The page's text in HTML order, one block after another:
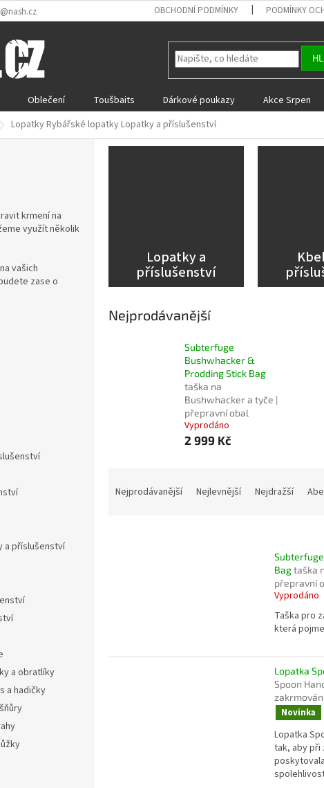
OBCHODNÍ PODMÍNKY PODMÍNKY
Oblečení Toušbaits Dárkové poukazy Akce Srpen
Lopatky Rybářské lopatky Lopatky a příslušenství
krmení na
využít několik
vašich
zase o
a příslušenství
a obratlíky
a hadičky
Lopatky a
příslušenství
Nejprodávanější
Subterfuge
Bushwhacker &
Prodding Stick Bag
taška na
Bushwhacker a tyče |
přepravní obal
Vyprodáno
2 999 Kč
t
Nejprodávanější Nejlevnější Nejdražší
d
Bagtaška
přepravní
Vyprodáno
Taška pro
která
Lopatka
Spoon
Novinka
Lopatka
tak, aby při